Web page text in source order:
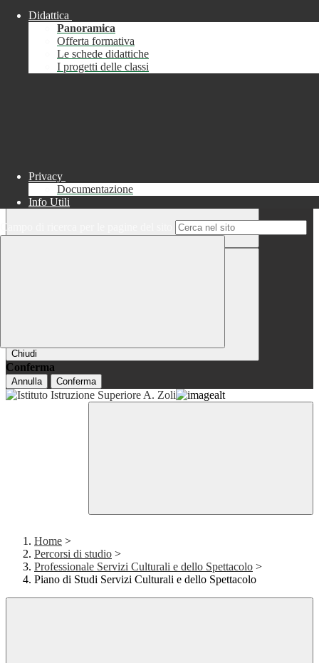
Chiudi
Informazione
Chiudi
Conferma
Annulla Conferma
Didattica
Panoramica
Offerta formativa
Le schede didattiche
I progetti delle classi
Privacy
Documentazione
Info Utili
Campo di ricerca per le pagine del sito
Home >
Percorsi di studio >
Professionale Servizi Culturali e dello Spettacolo >
Piano di Studi Servizi Culturali e dello Spettacolo